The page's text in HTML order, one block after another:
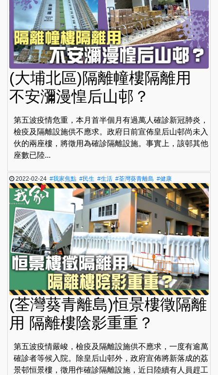
(大埔北區)隔離幢樓隔離用
不安瀰漫惶后山邨？
第五波疫情危重，本月首半個月有過萬人確診新冠肺炎，
檢疫及隔離設施供不應求。政府日前宣佈皇后山邨尚未入
伙的兩座樓，將徵用為確診隔離設施。事實上，該邨其他
座數已陸...
2022-02-24#我家焦點 #民生 #生活 #荃灣葵青離島 #健康
(荃灣葵青離島)恒景樓徵隔離
用 隔離樓陰影重重？
第五波疫情嚴峻，檢疫及隔離設施供不應求，一度有逾萬
確診者等候入院。除皇后山邨外，政府宣佈將新落成的荔
景邨恒景樓，徵用作確診隔離設施，近日陸續有人員趕工